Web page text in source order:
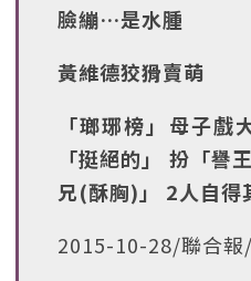
臉繃…是水腫
黃維德狡猾賣萌
「瑯琊榜」母子戲
「挺絕的」 扮「譽
兄(酥胸)」 2人自得
2015-10-28/聯合報